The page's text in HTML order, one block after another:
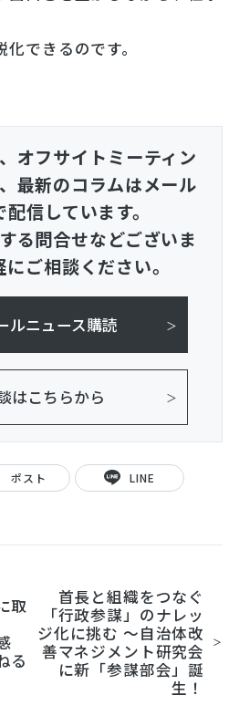
できるのです。
オフサイトミーティン
最新のコラムはメール
信しています。
る問合せなどございま
ご相談ください。
ルニュース購読
はこちらから
ポスト LINE
取
る
首長と組織をつなぐ
「行政参謀」のナレッ
ジ化に挑む ～自治体改
善マネジメント研究会
に新「参謀部会」誕
生！